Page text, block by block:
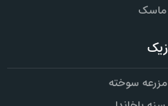
ماسک
سوخته